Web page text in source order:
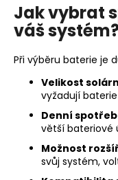
Jak vybrat
váš
Při výběru baterie je
Velikost
vyžadují
Denní
větší bateriové
Možnost
svůj systém,